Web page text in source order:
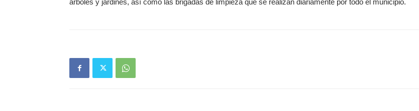
árboles y jardines, así como las brigadas de limpieza que se realizan diariamente por todo el municipio.